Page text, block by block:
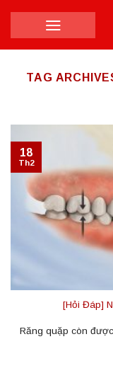
TAG
[Hỏi Đáp]
Răng quặp còn
18
Th2